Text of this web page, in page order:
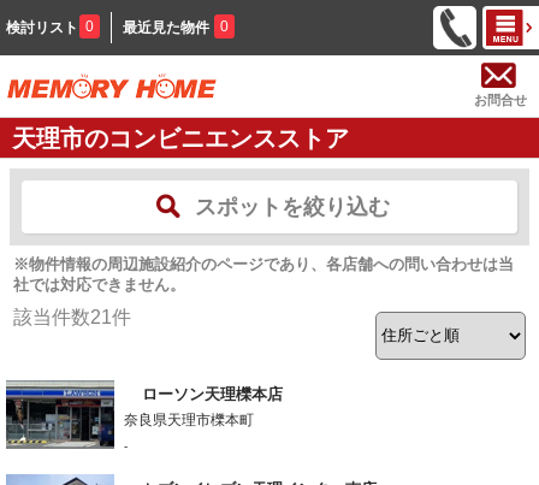
検討リスト 0 最近見た物件 0
お問合せ
天理市のコンビニエンスストア
スポットを絞り込む
※物件情報の周辺施設紹介のページであり、各店舗への問い合わせは当
社では対応できません。
該当件数21件
ローソン天理櫟本店
奈良県天理市櫟本町
-